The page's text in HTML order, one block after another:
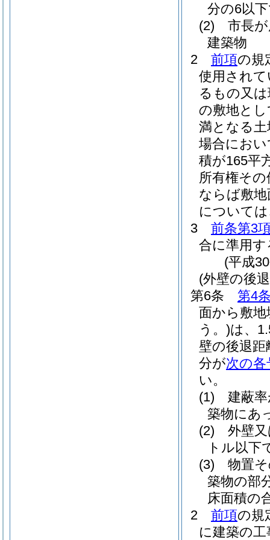
分の6以
(2)
市長
建築物
2
前項の規
使用され
るもの又
の敷地と
満となる
場合にお
積が165平
所有権そ
ならば敷
について
3
前条第3
合に準用す
(平成
(外壁の後
第6条
第4
面から敷
う。)は、
壁の後退
分が次の各
い。
(1)
建蔽
築物にあ
(2)
外壁
トル以下
(3)
物置
築物の部
床面積の
2
前項の規
に建築の